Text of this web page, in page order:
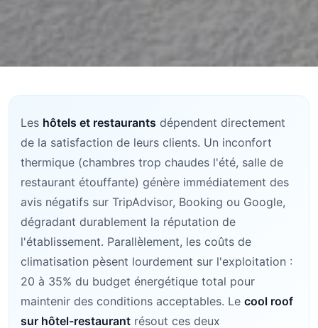
Les hôtels et restaurants dépendent directement
de la satisfaction de leurs clients. Un inconfort
thermique (chambres trop chaudes l'été, salle de
restaurant étouffante) génère immédiatement des
avis négatifs sur TripAdvisor, Booking ou Google,
dégradant durablement la réputation de
l'établissement. Parallèlement, les coûts de
climatisation pèsent lourdement sur l'exploitation :
20 à 35% du budget énergétique total pour
maintenir des conditions acceptables. Le cool roof
sur hôtel-restaurant résout ces deux